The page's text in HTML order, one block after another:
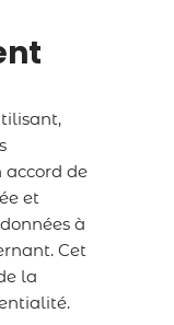
accord de
et
à
Cet
la